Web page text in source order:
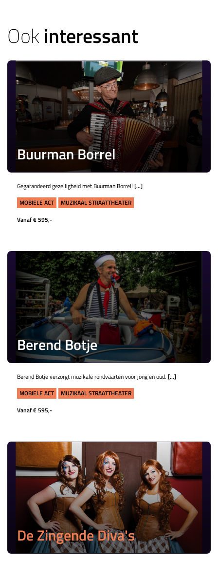
Ookinteressant
Buurman Borrel
Gegarandeerd gezelligheid met Buurman Borrel! [...]
MOBIELE ACT
MUZIKAAL STRAATTHEATER
Vanaf € 595,-
Berend Botje
Berend Botje verzorgt muzikale rondvaarten voor jong en oud. [...]
MOBIELE ACT
MUZIKAAL STRAATTHEATER
Vanaf € 595,-
De Zingende Diva's